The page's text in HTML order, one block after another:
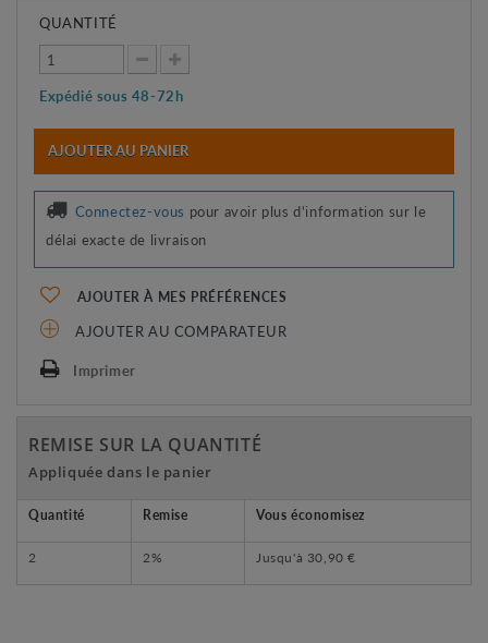
QUANTITÉ
Expédié sous 48-72h
AJOUTER AU PANIER
Connectez-vous pour avoir plus d'information sur le
délai exacte de livraison
AJOUTER À MES PRÉFÉRENCES
AJOUTER AU COMPARATEUR
Imprimer
REMISE SUR LA QUANTITÉ
Appliquée dans le panier
Quantité Remise Vous économisez
2 2% Jusqu'à 30,90 €